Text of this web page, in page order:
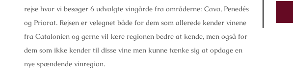
rejse hvor vi besøger 6 udvalgte vingårde fra områderne: Cava, Penedés
og Priorat. Rejsen er velegnet både for dem som allerede kender vinene
fra Catalonien og gerne vil lære regionen bedre at kende, men også for
dem som ikke kender til disse vine men kunne tænke sig at opdage en
nye spændende vinregion.